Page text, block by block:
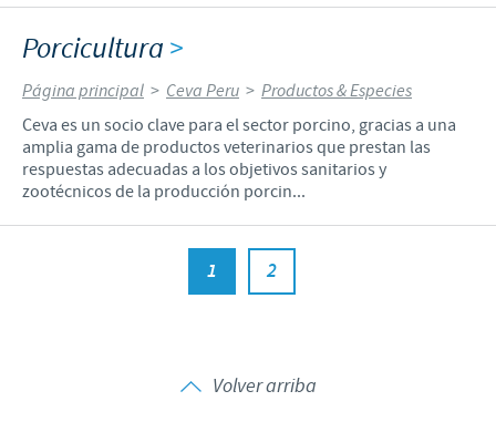
Porcicultura >
Página principal > Ceva Peru > Productos & Especies
Ceva es un socio clave para el sector porcino, gracias a una
amplia gama de productos veterinarios que prestan las
respuestas adecuadas a los objetivos sanitarios y
zootécnicos de la producción porcin...
1 2
Volver arriba